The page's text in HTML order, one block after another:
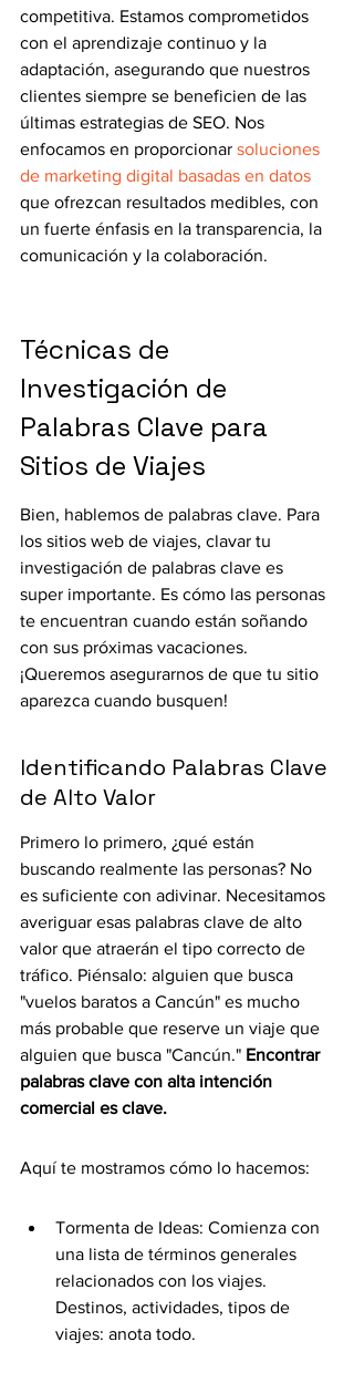
competitiva. Estamos comprometidos
con el aprendizaje continuo y la
adaptación, asegurando que nuestros
clientes siempre se beneficien de las
últimas estrategias de SEO. Nos
enfocamos en proporcionar soluciones
de marketing digital basadas en datos
que ofrezcan resultados medibles, con
un fuerte énfasis en la transparencia, la
comunicación y la colaboración.
Técnicas de
Investigación de
Palabras Clave para
Sitios de Viajes
Bien, hablemos de palabras clave. Para
los sitios web de viajes, clavar tu
investigación de palabras clave es
super importante. Es cómo las personas
te encuentran cuando están soñando
con sus próximas vacaciones.
¡Queremos asegurarnos de que tu sitio
aparezca cuando busquen!
Identificando Palabras Clave
de Alto Valor
Primero lo primero, ¿qué están
buscando realmente las personas? No
es suficiente con adivinar. Necesitamos
averiguar esas palabras clave de alto
valor que atraerán el tipo correcto de
tráfico. Piénsalo: alguien que busca
"vuelos baratos a Cancún" es mucho
más probable que reserve un viaje que
alguien que busca "Cancún." Encontrar
palabras clave con alta intención
comercial es clave.
Aquí te mostramos cómo lo hacemos:
Tormenta de Ideas: Comienza con
una lista de términos generales
relacionados con los viajes.
Destinos, actividades, tipos de
viajes: anota todo.